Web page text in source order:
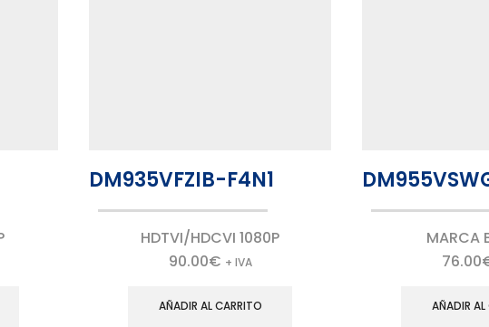
DM935VFZIB-F4N1
HDTVI/HDCVI 1080P
90.00€ + IVA
AÑADIR AL CARRITO
MARCA
76.00
AÑADIR AL